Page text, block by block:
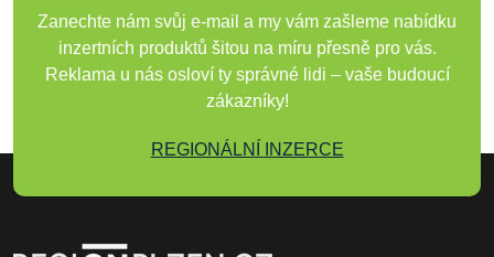
Zanechte nám svůj e-mail a my vám zašleme nabídku
inzertních produktů šitou na míru přesně pro vás.
Reklama u nás osloví ty správné lidi – vaše budoucí
zákazníky!
REGIONÁLNÍ INZERCE